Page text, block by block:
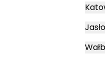
Jasło